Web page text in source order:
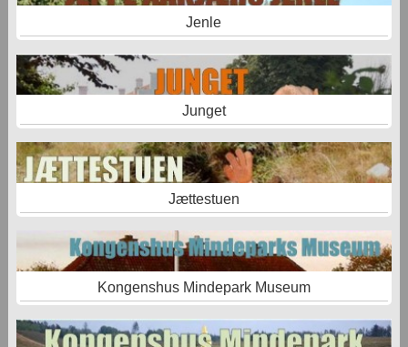
Jenle
Junget
Jættestuen
Kongenshus Mindepark Museum